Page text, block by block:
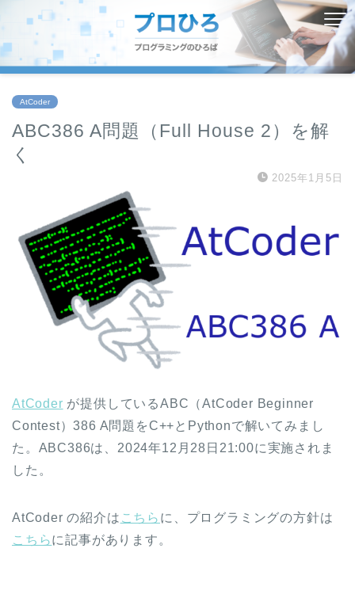
AtCoder
ABC386 A問題（Full House 2）を解
く
2025年1月5日
AtCoder が提供しているABC（AtCoder Beginner
Contest）386 A問題をC++とPythonで解いてみまし
た。ABC386は、2024年12月28日21:00に実施されま
した。
AtCoder の紹介は こちら に、プログラミングの方針は
こちらに記事があります。